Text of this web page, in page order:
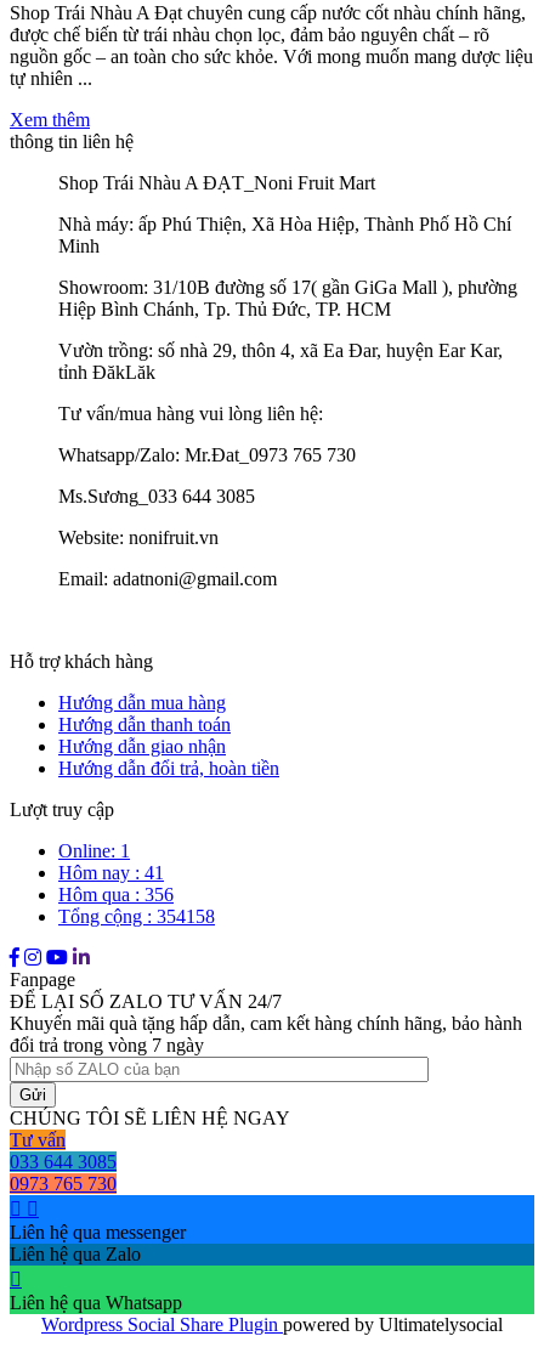
Shop Trái Nhàu A Đạt chuyên cung cấp nước cốt nhàu chính hãng,
được chế biến từ trái nhàu chọn lọc, đảm bảo nguyên chất – rõ
nguồn gốc – an toàn cho sức khỏe. Với mong muốn mang dược liệu
tự nhiên ...
Xem thêm
thông tin liên hệ
Shop Trái Nhàu A ĐẠT_Noni Fruit Mart
Nhà máy: ấp Phú Thiện, Xã Hòa Hiệp, Thành Phố Hồ Chí
Minh
Showroom: 31/10B đường số 17( gần GiGa Mall ), phường
Hiệp Bình Chánh, Tp. Thủ Đức, TP. HCM
Vườn trồng: số nhà 29, thôn 4, xã Ea Đar, huyện Ear Kar,
tỉnh ĐăkLăk
Tư vấn/mua hàng vui lòng liên hệ:
Whatsapp/Zalo: Mr.Đat_0973 765 730
Ms.Sương_033 644 3085
Website: nonifruit.vn
Email: adatnoni@gmail.com
Hỗ trợ khách hàng
Hướng dẫn mua hàng
Hướng dẫn thanh toán
Hướng dẫn giao nhận
Hướng dẫn đổi trả, hoàn tiền
Lượt truy cập
Online: 1
Hôm nay : 41
Hôm qua : 356
Tổng cộng : 354158
Fanpage
ĐỂ LẠI SỐ ZALO TƯ VẤN 24/7
Khuyến mãi quà tặng hấp dẫn, cam kết hàng chính hãng, bảo hành
đổi trả trong vòng 7 ngày
CHÚNG TÔI SẼ LIÊN HỆ NGAY
Tư vấn
033 644 3085
0973 765 730
Liên hệ qua messenger
Liên hệ qua Zalo
Liên hệ qua Whatsapp
Wordpress Social Share Plugin powered by Ultimatelysocial